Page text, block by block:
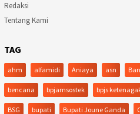
Redaksi
Tentang Kami
TAG
ahm alfamidi Aniaya asn
bencana bpjamsostek bpjs
BSG bupati Bupati Joune Ganda